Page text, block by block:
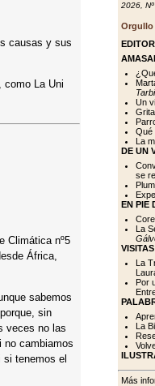
2026,
Orgullo
Un
Qué
La
DE UN
se
EN PIE
La
La
Por
La
Más
causas y sus
como La Uni
Climática nº5
África,
sabemos
sin
veces no las
no cambiamos
tenemos el